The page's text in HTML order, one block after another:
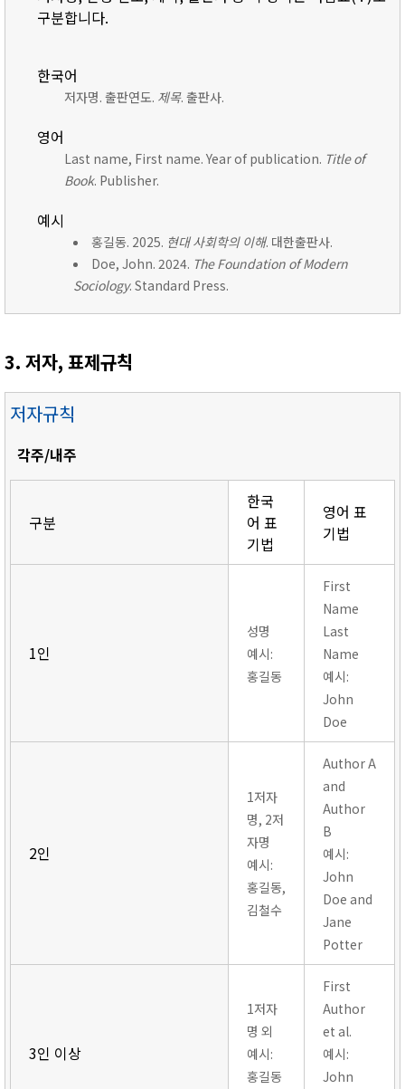
구분합니다.
한국어
저자명. 출판연도. 제목. 출판사.
영어
Last name, First name. Year of publication. Title of
Book. Publisher.
예시
홍길동. 2025. 현대 사회학의 이해. 대한출판사.
Doe, John. 2024. The Foundation of Modern
Sociology. Standard Press.
3. 저자, 표제규칙
저자규칙
각주/내주
구분
한국
어 표
기법
영어 표
기법
1인
성명
예시:
홍길동
First
Name
Last
Name
예시:
John
Doe
2인
1저자
명, 2저
자명
예시:
홍길동,
김철수
Author A
and
Author
B
예시:
John
Doe and
Jane
Potter
3인 이상
1저자
명 외
예시:
홍길동
First
Author
et al.
예시:
John